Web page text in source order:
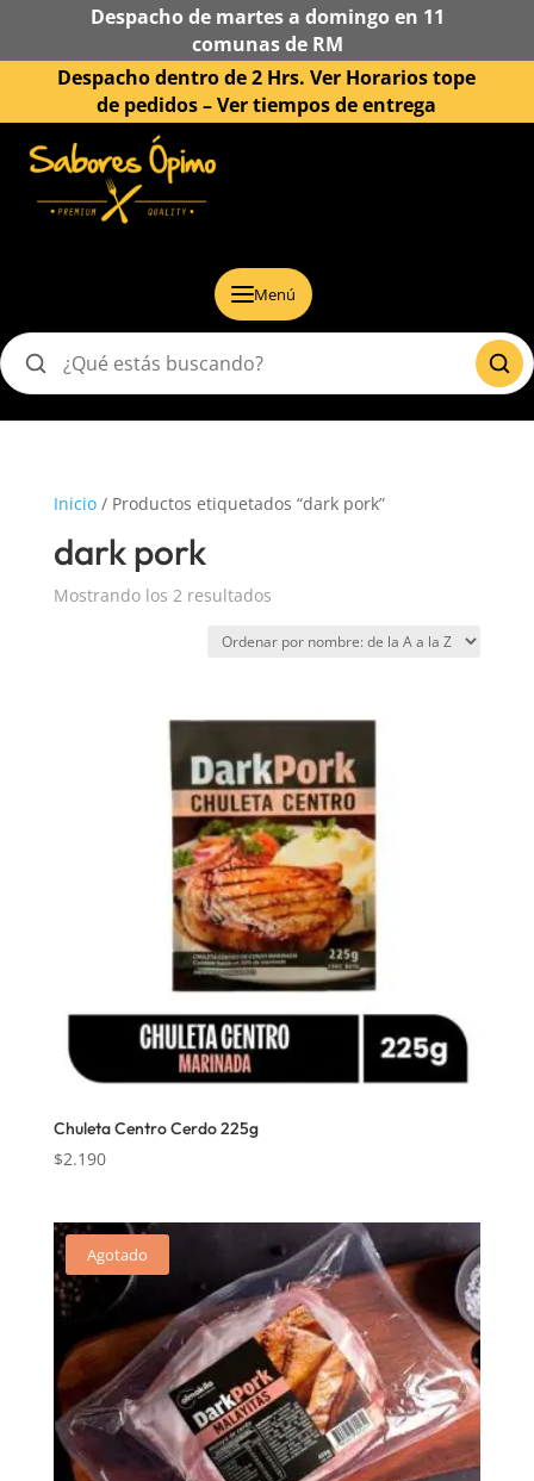
Despacho de martes a domingo en 11
comunas de RM
Despacho dentro de 2 Hrs. Ver Horarios tope
de pedidos –Ver tiempos de entrega
Menú
Buscar
Inicio/ Productos etiquetados “dark pork”
dark pork
Mostrando los 2 resultados
Chuleta Centro Cerdo 225g
$2.190
Agotado